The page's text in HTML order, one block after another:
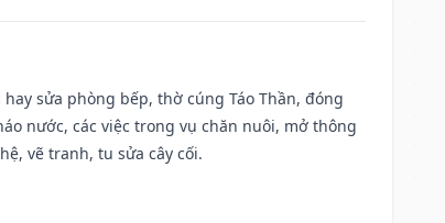
sửa phòng bếp, thờ cúng Táo Thần, đóng
nước, các việc trong vụ chăn nuôi, mở thông
vẽ tranh, tu sửa cây cối.